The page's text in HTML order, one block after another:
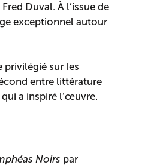
Duval. À l’issue de
exceptionnel autour
privilégié sur les
entre littérature
a inspiré l’œuvre.
Noirs par